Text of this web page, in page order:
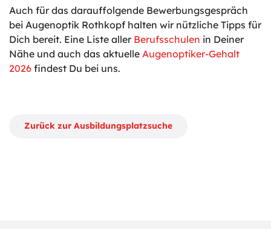
Auch für das darauffolgende Bewerbungsgespräch
bei Augenoptik Rothkopf halten wir nützliche Tipps für
Dich bereit. Eine Liste aller Berufsschulen in Deiner
Nähe und auch das aktuelle Augenoptiker-Gehalt
2026 findest Du bei uns.
Zurück zur Ausbildungsplatzsuche